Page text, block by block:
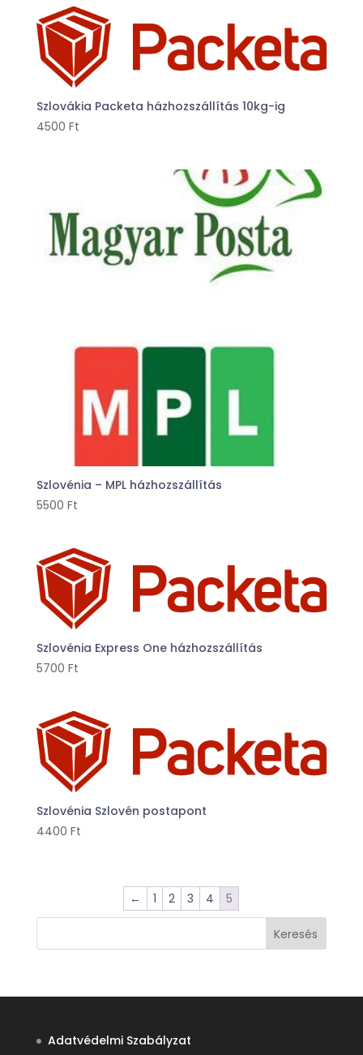
Szlovákia Packeta házhozszállítás 10kg-ig
4500 Ft
Szlovénia – MPL házhozszállítás
5500 Ft
Szlovénia Express One házhozszállítás
5700 Ft
Szlovénia Szlovén postapont
4400 Ft
← 1 2 3 4 5
Keresés
Adatvédelmi Szabályzat